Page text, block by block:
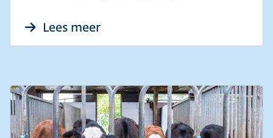
Lees meerover Stikstofuitstoot